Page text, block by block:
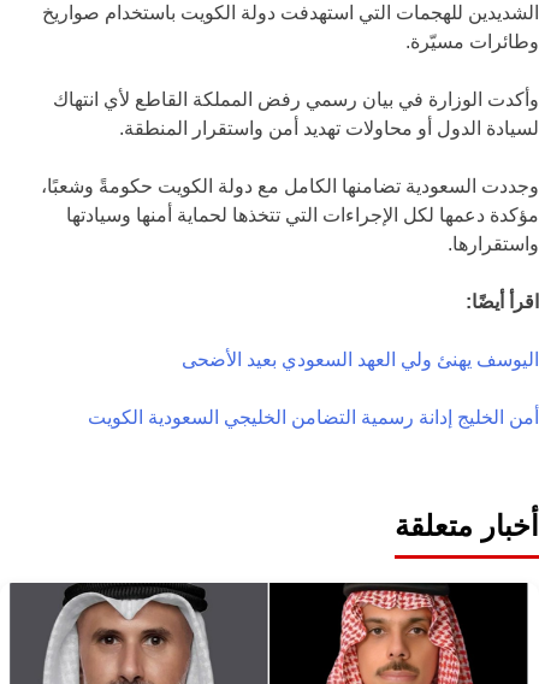
الشديدين للهجمات التي استهدفت دولة الكويت باستخدام صواريخ
وطائرات مسيّرة.
وأكدت الوزارة في بيان رسمي رفض المملكة القاطع لأي انتهاك
لسيادة الدول أو محاولات تهديد أمن واستقرار المنطقة.
وجددت السعودية تضامنها الكامل مع دولة الكويت حكومةً وشعبًا،
مؤكدة دعمها لكل الإجراءات التي تتخذها لحماية أمنها وسيادتها
واستقرارها.
اقرأ أيضًا:
اليوسف يهنئ ولي العهد السعودي بعيد الأضحى
أمن الخليج إدانة رسمية التضامن الخليجي السعودية الكويت
أخبار متعلقة